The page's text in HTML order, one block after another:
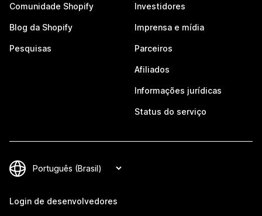
Comunidade Shopify
Blog da Shopify
Pesquisas
Investidores
Imprensa e mídia
Parceiros
Afiliados
Informações jurídicas
Status do serviço
Login de desenvolvedores